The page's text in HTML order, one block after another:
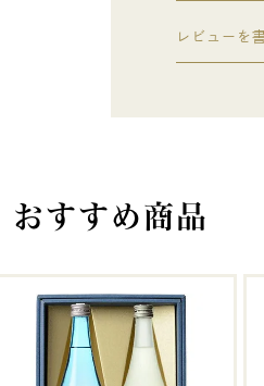
レビューを
おすすめ商品